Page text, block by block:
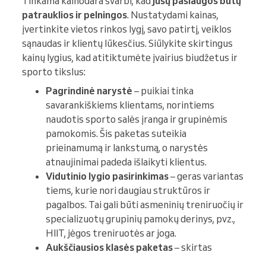
patrauklios ir pelningos. Nustatydami kainas,
įvertinkite vietos rinkos lygį, savo patirtį, veiklos
sąnaudas ir klientų lūkesčius. Siūlykite skirtingus
kainų lygius, kad atitiktumėte įvairius biudžetus ir
sporto tikslus:
Pagrindinė narystė – puikiai tinka
savarankiškiems klientams, norintiems
naudotis sporto salės įranga ir grupinėmis
pamokomis. Šis paketas suteikia
prieinamumą ir lankstumą, o narystės
atnaujinimai padeda išlaikyti klientus.
Vidutinio lygio pasirinkimas– geras variantas
tiems, kurie nori daugiau struktūros ir
pagalbos. Tai gali būti asmeninių treniruočių ir
specializuotų grupinių pamokų derinys, pvz.,
HIIT, jėgos treniruotės ar joga.
Aukščiausios klasės paketas– skirtas